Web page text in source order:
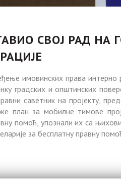
СВОЈ РАД
имовинских права
градских и општинских
саветник на пројекту,
план за мобилне тимове
помоћ, упознали их са
за бесплатну правну